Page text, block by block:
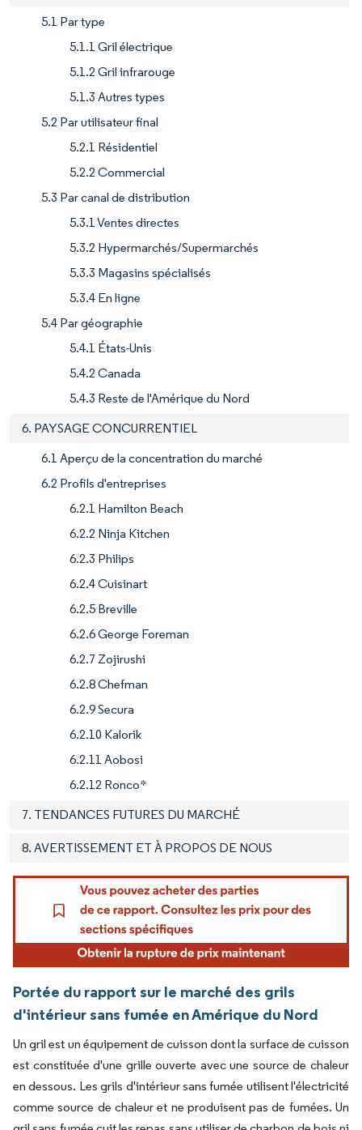
5.1 Par type
5.1.1 Gril électrique
5.1.2 Gril infrarouge
5.1.3 Autres types
5.2 Par utilisateur final
5.2.1 Résidentiel
5.2.2 Commercial
5.3 Par canal de distribution
5.3.1 Ventes directes
5.3.2 Hypermarchés/Supermarchés
5.3.3 Magasins spécialisés
5.3.4 En ligne
5.4 Par géographie
5.4.1 États-Unis
5.4.2 Canada
5.4.3 Reste de l'Amérique du Nord
6. PAYSAGE CONCURRENTIEL
6.1 Aperçu de la concentration du marché
6.2 Profils d'entreprises
6.2.1 Hamilton Beach
6.2.2 Ninja Kitchen
6.2.3 Philips
6.2.4 Cuisinart
6.2.5 Breville
6.2.6 George Foreman
6.2.7 Zojirushi
6.2.8 Chefman
6.2.9 Secura
6.2.10 Kalorik
6.2.11 Aobosi
6.2.12 Ronco*
7. TENDANCES FUTURES DU MARCHÉ
8. AVERTISSEMENT ET À PROPOS DE NOUS
Portée du rapport sur le marché des grils
d'intérieur sans fumée en Amérique du Nord
Un gril est un équipement de cuisson dont la surface de cuisson
est constituée d'une grille ouverte avec une source de chaleur
en dessous. Les grils d'intérieur sans fumée utilisent l'électricité
comme source de chaleur et ne produisent pas de fumées. Un